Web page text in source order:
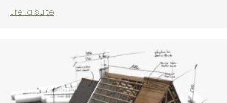
Lire la suite